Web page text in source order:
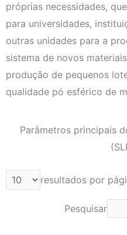
próprias necessidades,
para universidades,
outras unidades para a
sistema de novos
produção de pequenos
qualidade pó esférico de
Parâmetros principais
resultados por
Pesquisar